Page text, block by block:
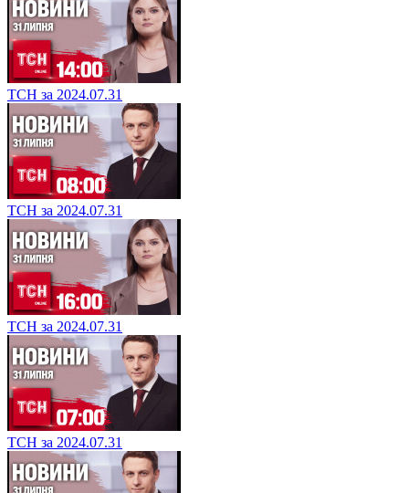
ТСН за 2024.07.31
ТСН за 2024.07.31
ТСН за 2024.07.31
ТСН за 2024.07.31